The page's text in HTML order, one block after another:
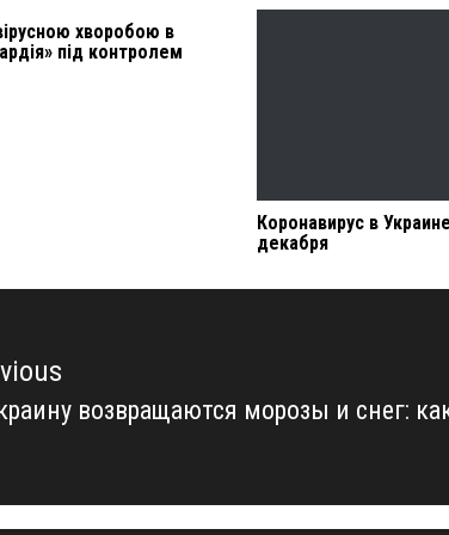
хворобою в
під контролем
Коронавирус в
декабря
возвращаются морозы и снег: